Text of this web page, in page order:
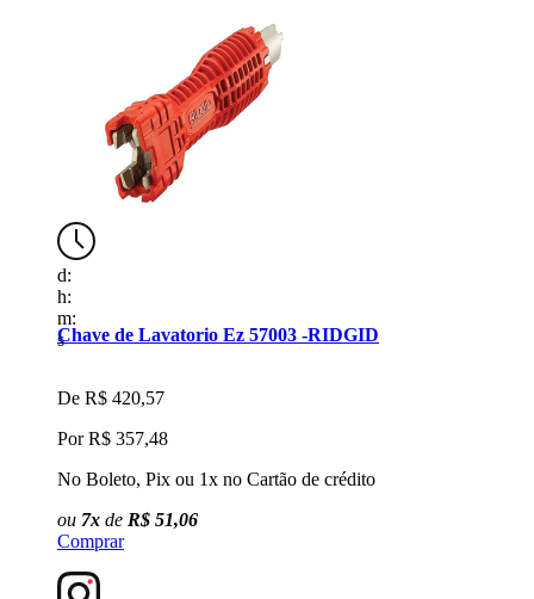
d:
h:
m:
s
Chave de Lavatorio Ez 57003 -RIDGID
De R$ 420,57
PorR$ 357,48
No Boleto, Pix ou 1x no Cartão de crédito
ou 7x de R$ 51,06
Comprar